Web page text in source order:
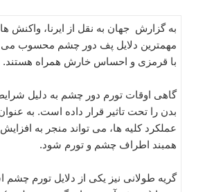
به گزارش جهان به نقل از ایرنا، واکنش
مهمترین دلایل پف دور چشم محسوب می
با قرمزی و احساس خارش همراه هستند.
گاهی اوقات تورم دور چشم به دلیل
بدن را تحت تاثیر قرار داده است. به
عملکرد کلیه ها، می تواند منجر به
همبند اطراف چشم و تورم شود.
گریه طولانی نیز یکی از دلایل تورم چشم